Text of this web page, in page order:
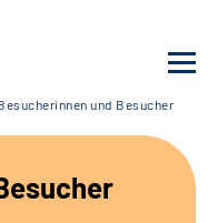
und Besucher